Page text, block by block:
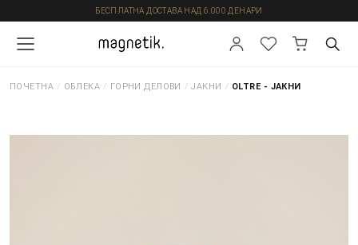
БЕСПЛАТНА ДОСТАВА НАД 6.000 ДЕНАРИ
ПОЧЕТНА / ОБЛЕКА / ГОРНИ ДЕЛОВИ / ЈАКНИ / OLTRE - ЈАКНИ